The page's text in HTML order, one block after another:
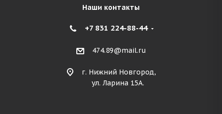
Наши контакты
+7 831 224-88-44
474.89@mail.ru
г. Нижний Новгород,
ул. Ларина 15А.